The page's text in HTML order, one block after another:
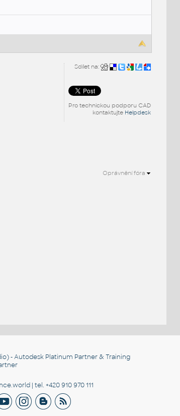
Sdílet na:
Pro technickou podporu CAD
kontaktujte Helpdesk
Oprávnění fóra
- Autodesk Platinum Partner & Training
| tel. +420 910 970 111